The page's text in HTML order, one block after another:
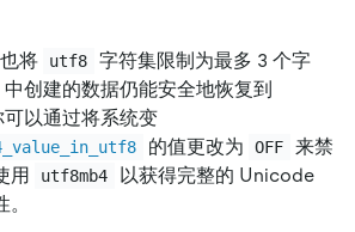
将 utf8
字符集限制为最多 3 个字
创建的数据仍能安全地恢复到
以通过将系统变
的值更改为 OFF
来禁
用
utf8mb4
以获得完整的 Unicode